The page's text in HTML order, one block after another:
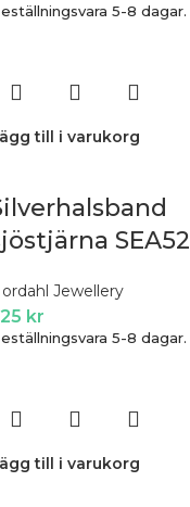
5-8 dagar.
till i varukorg
SEA52
Jewellery
kr
5-8 dagar.
till i varukorg